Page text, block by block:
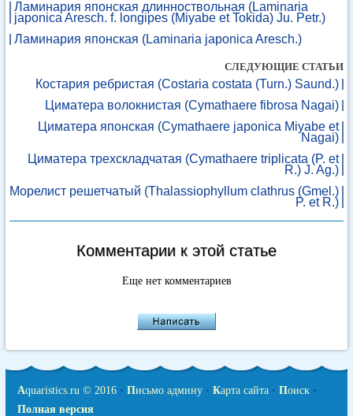
Ламинария японская длинноствольная (Laminaria
japonica Aresch. f. longipes (Miyabe et Tokida) Ju. Petr.)
Ламинария японская (Laminaria japonica Aresch.)
СЛЕДУЮЩИЕ СТАТЬИ
Костария ребристая (Costaria costata (Turn.) Saund.)
Циматера волокнистая (Cymathaere fibrosa Nagai)
Циматера японская (Cymathaere japonica Miyabe et
Nagai)
Циматера трехскладчатая (Cymathaere triplicata (P. et
R.) J. Ag.)
Морелист решетчатый (Thalassiophyllum clathrus (Gmel.)
P. et R.)
Комментарии к этой статье
Еще нет комментариев
Aquaristics.ru © 2016 • Письмо админу • Карта сайта • Поиск •
Полная версия